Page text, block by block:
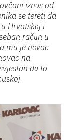
iznos od
se tereti da
Hrvatskoj i
račun u
mu je novac
na
da to
.